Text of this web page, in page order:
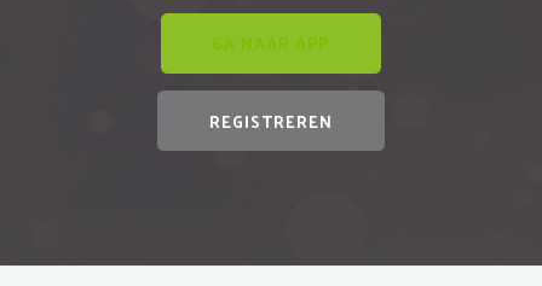
GA NAAR APP
REGISTREREN